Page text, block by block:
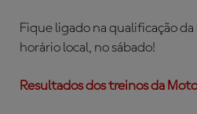
Fique ligado na qualificação
horário local, no sábado!
Resultados dos treinos da